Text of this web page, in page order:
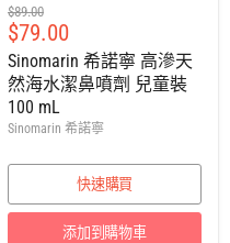
建
議
零
售
價
$89.00
售
價
$79.00
Sinomarin 希諾寧 高滲天
然海水潔鼻噴劑 兒童裝
100 mL
Sinomarin 希諾寧
快速購買
添加到購物車